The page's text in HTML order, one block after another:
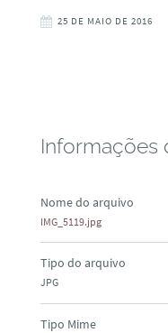
25 DE MAIO DE 2016
Informações
Nome do arquivo
IMG_5119.jpg
Tipo do arquivo
JPG
Tipo Mime